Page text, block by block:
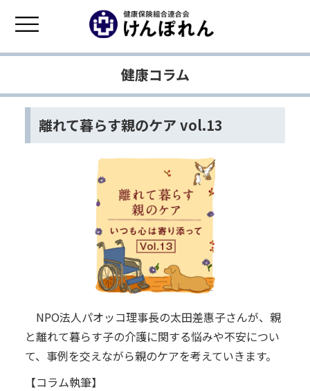
健康コラム
離れて暮らす親のケア vol.13
NPO法人パオッコ理事長の太田差惠子さんが、親
と離れて暮らす子の介護に関する悩みや不安につい
て、事例を交えながら親のケアを考えていきます。
【コラム執筆】